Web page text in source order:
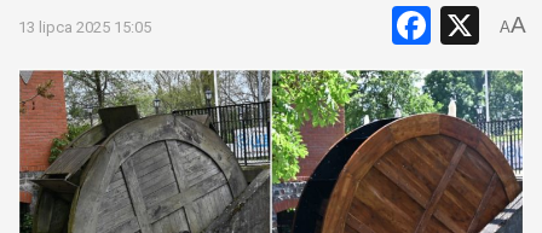
13 lipca 2025 15:05 X
AA